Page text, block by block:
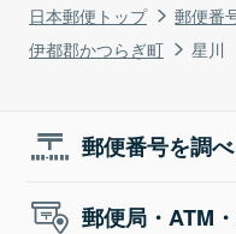
日本郵便トップ 郵便番
伊都郡かつらぎ町
星川
郵便番号を調
郵便局・ATM